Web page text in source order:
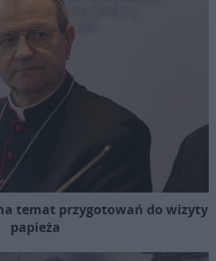
temat przygotowań do wizyty
papieża